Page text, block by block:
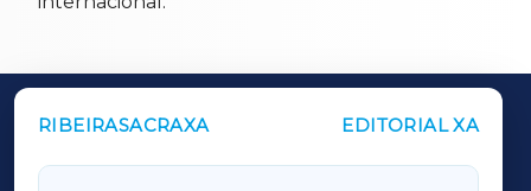
RIBEIRASACRAXA EDITORIAL XA
OUTROS PERIÓDICOS